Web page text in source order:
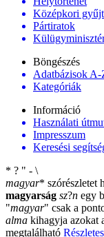
Középkori
Pártiratok
Böngészés
Adatbázisok A-
Kategóriák
Információ
Használati
Impresszum
Keresési
* ? " - \
magyar* szórészletet
magyarság sz?n egy
"magyar" csak a
alma kihagyja azokat
megtalálható